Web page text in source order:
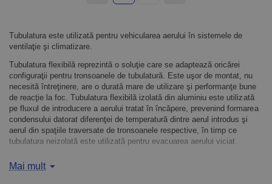
Tubulatura este utilizată pentru vehicularea aerului în sistemele de
ventilaţie şi climatizare.
Tubulatura flexibilă reprezintă o soluţie care se adaptează oricărei
configuraţii pentru tronsoanele de tubulatură. Este uşor de montat, nu
necesită întreţinere, are o durată mare de utilizare şi performanţe bune
de reacţie la foc. Tubulatura flexibilă izolată din aluminiu este utilizată
pe fluxul de introducere a aerului tratat în încăpere, prevenind formarea
condensului datorat diferenţei de temperatură dintre aerul introdus şi
aerul din spaţiile traversate de tronsoanele respective, în timp ce
tubulatura neizolată este utilizată pentru evacuarea aerului viciat.
evacuarea aerului şi poate fi montată atât în interiorul cât şi în exteriorul
Mai mult